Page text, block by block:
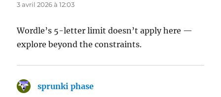
3 avril 2026 à 12:03
Wordle’s 5-letter limit doesn’t apply here —
explore beyond the constraints.
sprunki phase